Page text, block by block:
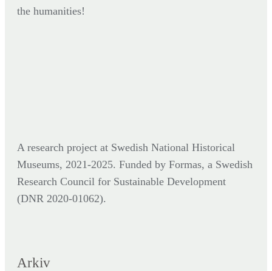
the humanities!
A research project at Swedish National Historical
Museums, 2021-2025. Funded by Formas, a Swedish
Research Council for Sustainable Development
(DNR 2020-01062).
Arkiv